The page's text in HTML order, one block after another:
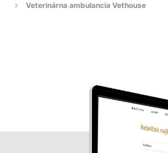
Veterinárna ambulancia Vethouse